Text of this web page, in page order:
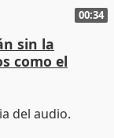
00:34
sin la
como el